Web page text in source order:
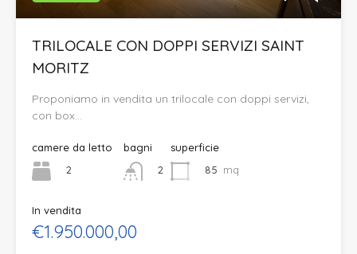
TRILOCALE CON DOPPI SERVIZI SAINT
MORITZ
Proponiamo in vendita un trilocale con doppi servizi,
con box…
camere da letto
2
bagni
2
superficie
85 mq
In vendita
€1.950.000,00